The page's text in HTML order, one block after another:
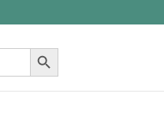
Search Button